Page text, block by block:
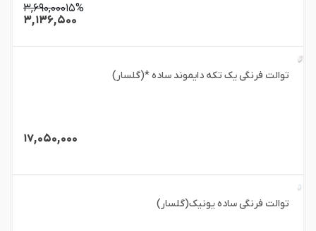
۳,۶۹۰,۰۰۰۱۵%
۳,۱۳۶,۵۰۰
توالت فرنگی یک تکه دایموند ساده *(گلسار)
۱۷,۰۵۰,۰۰۰
توالت فرنگی ساده یونیک(گلسار)